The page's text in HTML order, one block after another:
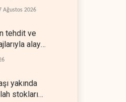
Ağustos 2026
tehdit ve
alay
yakında
stokları